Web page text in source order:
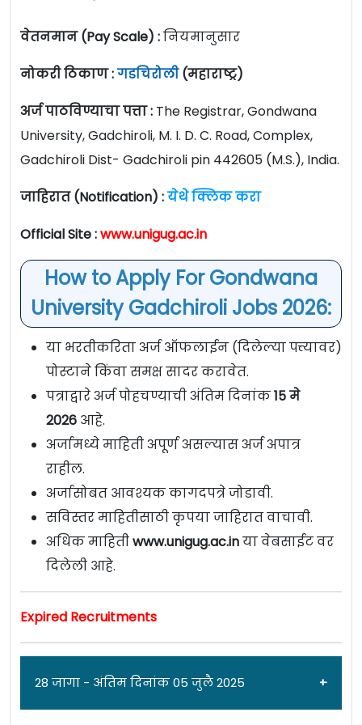
वेतनमान (Pay Scale) :नियमानुसार
नोकरी ठिकाण :गडचिरोली(महाराष्ट्र)
अर्ज पाठविण्याचा पत्ता : The Registrar, Gondwana
University, Gadchiroli, M. I. D. C. Road, Complex,
Gadchiroli Dist- Gadchiroli pin 442605 (M.S.), India.
जाहिरात (Notification) :येथे क्लिक करा
Official Site :www.unigug.ac.in
How to Apply For Gondwana
University Gadchiroli Jobs 2026:
या भरतीकरिता अर्ज ऑफलाईन (दिलेल्या पत्त्यावर)
पोस्टाने किंवा समक्ष सादर करावेत.
पत्राद्वारे अर्ज पोहचण्याची अंतिम दिनांक15 मे
2026 आहे.
अर्जामध्ये माहिती अपूर्ण असल्यास अर्ज अपात्र
राहील.
अर्जासोबत आवश्यक कागदपत्रे जोडावी.
सविस्तर माहितीसाठी कृपया जाहिरात वाचावी.
अधिक माहितीwww.unigug.ac.inया वेबसाईट वर
दिलेली आहे.
Expired Recruitments
28 जागा - अंतिम दिनांक 05 जुलै 2025